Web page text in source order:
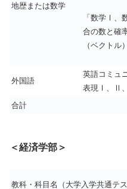
地歴または数学
「数学Ⅰ、
合の数と確
（ベクトル
外国語
英語コミュ
表現Ⅰ、Ⅱ
合計
＜経済学部＞
教科・科目名（大学入学共通テス